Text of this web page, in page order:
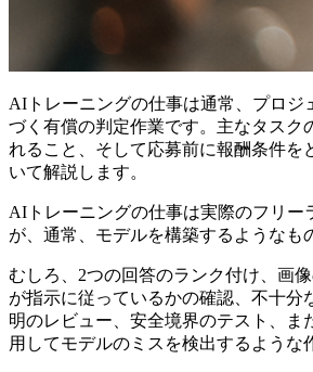
AIトレーニングの仕事は通常、プロジ
づく有償の判定作業です。主なタスク
れること、そして応募前に報酬条件を
いて解説します。
AIトレーニングの仕事は実際のフリー
が、通常、モデルを構築するようなも
むしろ、2つの回答のランク付け、画
が指示に従っているかの確認、不十分
明のレビュー、安全境界のテスト、ま
用してモデルのミスを検出するような